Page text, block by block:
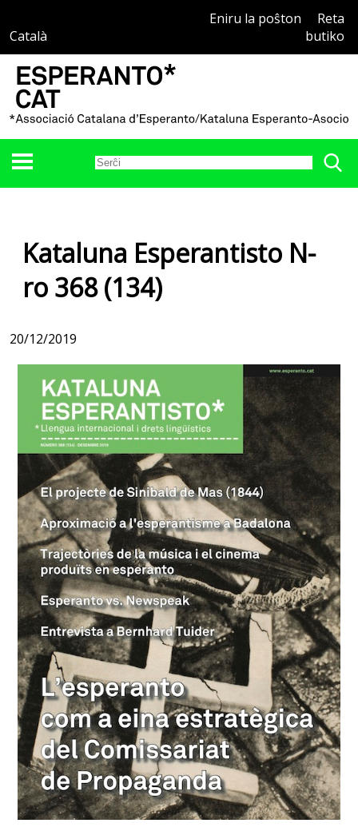
Català
Eniru la poŝton
Reta
butiko
Kataluna Esperantisto N-
ro 368 (134)
20/12/2019